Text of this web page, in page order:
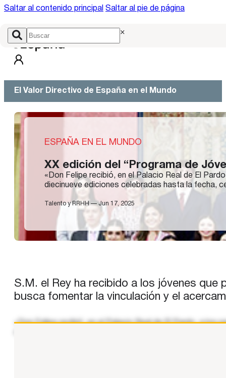
Saltar al contenido principal Saltar al pie de página
×
El Valor Directivo de España en el Mundo
ESPAÑA EN EL MUNDO
XX edición del “Programa de
«Don Felipe recibió, en el Palacio Real de El
diecinueve ediciones celebradas hasta la fecha,
Talento y RRHH — Jun 17, 2025
S.M. el Rey ha recibido a los jóvenes que
busca fomentar la vinculación y el
«Don Felipe recibió, en el Palacio Real de El Pardo, a los